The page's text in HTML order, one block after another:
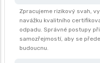
Zpracujeme rizikový svah,
navážku kvalitního
odpadu. Správné postupy
samozřejmostí, aby se
budoucnu.